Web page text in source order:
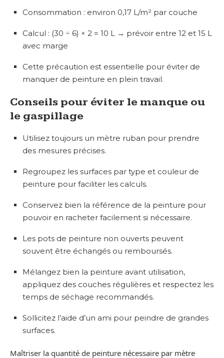
Consommation : environ 0,17 L/m² par couche
Calcul : (30 ÷ 6) × 2 = 10 L → prévoir entre 12 et 15 L
avec marge
Cette précaution est essentielle pour éviter de
manquer de peinture en plein travail.
Conseils pour éviter le manque ou
le gaspillage
Utilisez toujours un mètre ruban pour prendre
des mesures précises.
Regroupez les surfaces par type et couleur de
peinture pour faciliter les calculs.
Conservez bien la référence de la peinture pour
pouvoir en racheter facilement si nécessaire.
Les pots de peinture non ouverts peuvent
souvent être échangés ou remboursés.
Mélangez bien la peinture avant utilisation,
appliquez des couches régulières et respectez les
temps de séchage recommandés.
Sollicitez l’aide d’un ami pour peindre de grandes
surfaces.
Maîtriser la quantité de peinture nécessaire par mètre